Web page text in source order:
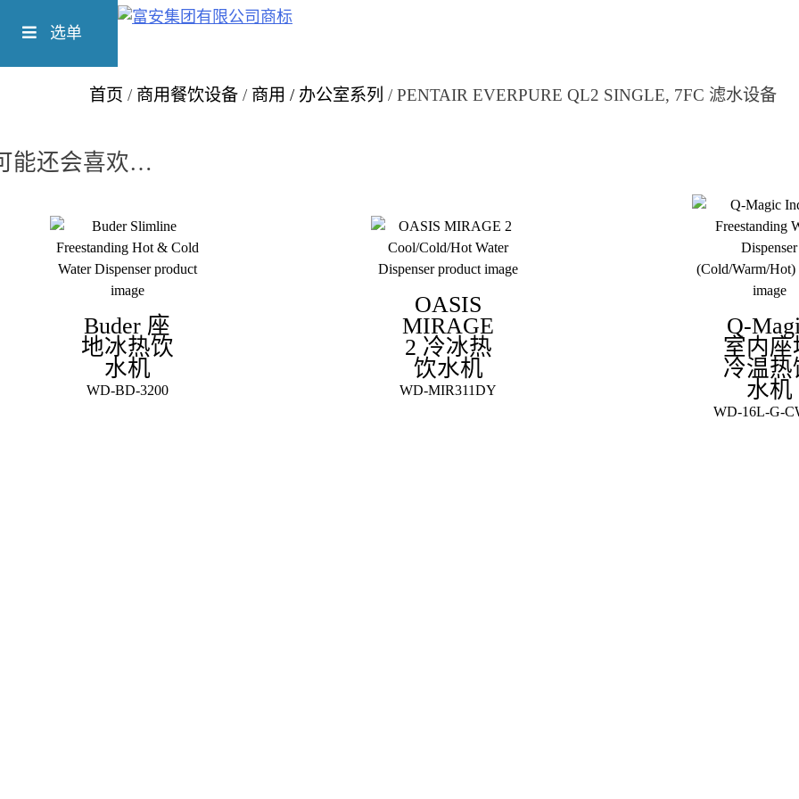
选单
首页 / 商用餐饮设备 / 商用 / 办公室系列 / PENTAIR EVERPURE QL2 SINGLE, 7FC 滤水设备
能还会喜欢…
Buder 座
地冰热饮
水机
WD-BD-3200
OASIS
MIRAGE
2 冷冰热
饮水机
WD-MIR311DY
Q-
室内座
冷温热
水机
WD-16L-G-